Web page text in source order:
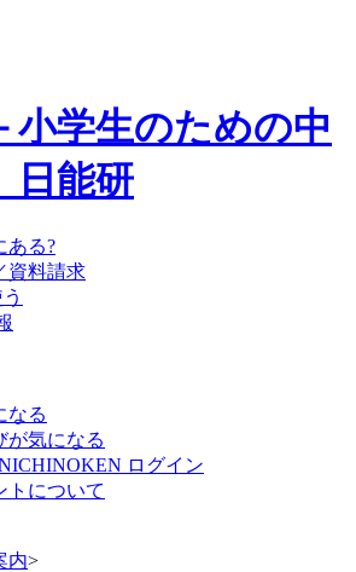
小学生のための中
日能研
ある?
資料請求
なる
が気になる
ログイン
トについて
内>